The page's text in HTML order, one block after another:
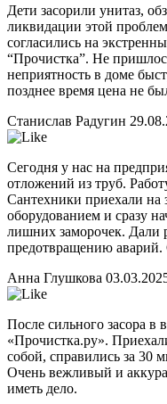
Дети засорили унитаз,
ликвидации этой
согласились на
“Прочистка”. Не
неприятность в доме
позднее время цена не
Станислав Радугин
Сегодня у нас на
отложений из труб.
Сантехники приехали на
оборудованием и сразу
лишних заморочек. Дали
предотвращению
Анна Глушкова
После сильного засора в
«Прочистка.ру».
собой, справились за 30
Очень вежливый и
иметь дело.